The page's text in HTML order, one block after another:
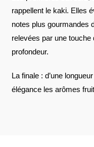
rappellent le kaki. Elles
notes plus gourmandes
relevées par une touche
profondeur.
La finale : d’une
élégance les arômes